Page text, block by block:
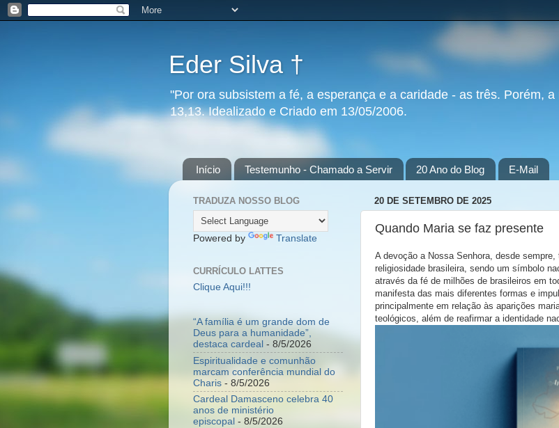
Eder Silva †
"Por ora subsistem a fé, a esperança e a caridade - as três. Porém,
13,13. Idealizado e Criado em 13/05/2006.
Início Testemunho - Chamado a Servir 20 Ano do Blog E-Mail
20 DE SETEMBRO DE 2025
Quando Maria se faz presente
A devoção a Nossa Senhora, desde
religiosidade brasileira, sendo um símbolo
através da fé de milhões de brasileiros em
manifesta das mais diferentes formas e
principalmente em relação às aparições
teológicos, além de reafirmar a identidade
TRADUZA NOSSO BLOG
Powered by Translate
CURRÍCULO LATTES
Clique Aqui!!!
“A família é um grande dom de
Deus para a humanidade”,
destaca cardeal - 8/5/2026
Espiritualidade e comunhão
marcam conferência mundial do
Charis - 8/5/2026
Cardeal Damasceno celebra 40
anos de ministério
episcopal - 8/5/2026